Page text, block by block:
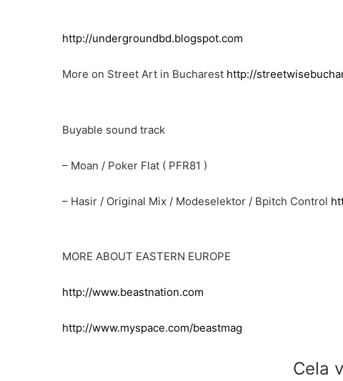
http://undergroundbd.blogspot.com
More on Street Art in Bucharest http://
Buyable sound track
– Moan / Poker Flat ( PFR81 )
– Hasir / Original Mix / Modeselektor / Bpitch Control
MORE ABOUT EASTERN EUROPE
http://www.beastnation.com
http://www.myspace.com/beastmag
Cela